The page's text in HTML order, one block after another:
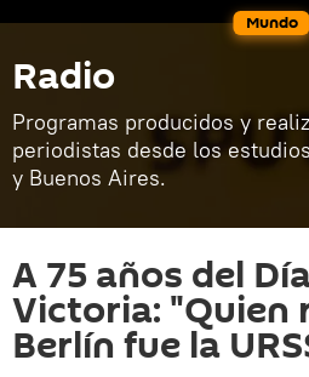
Mundo
Radio
Programas producidos y
periodistas desde los
y Buenos Aires.
A 75 años del
Victoria: "Quien
Berlín fue la